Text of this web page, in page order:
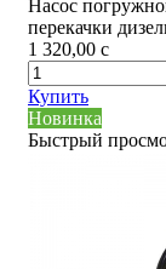
Насос
перекачки
1 320,00 c
Купить
Новинка
Быстрый